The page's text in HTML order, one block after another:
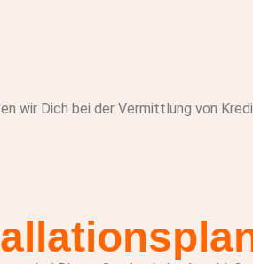
wir Dich bei der Vermittlung von